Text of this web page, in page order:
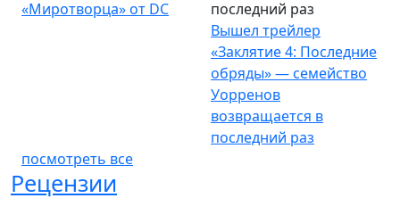
«Миротворца» от DC
последний раз
Вышел трейлер
«Заклятие 4: Последние
обряды» — семейство
Уорренов
возвращается в
последний раз
посмотреть все
Рецензии